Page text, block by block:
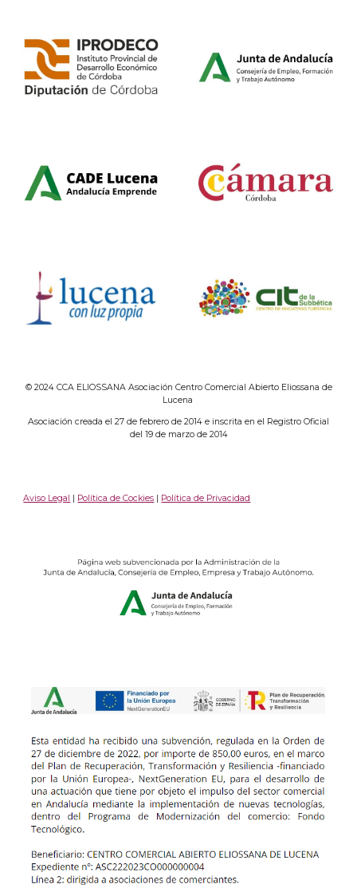
© 2024 CCA ELIOSSANA Asociación Centro Comercial Abierto Eliossana de
Lucena
Asociación creada el 27 de febrero de 2014 e inscrita en el Registro Oficial
del 19 de marzo de 2014
Aviso Legal | Política de Cockies | Política de Privacidad